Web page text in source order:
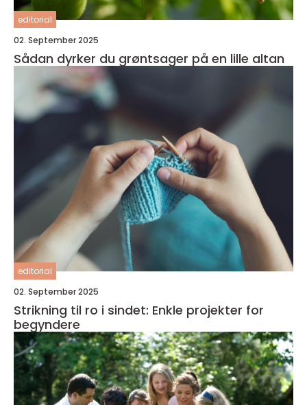
editorial
02. September 2025
Sådan dyrker du grøntsager på en lille altan
editorial
02. September 2025
Strikning til ro i sindet: Enkle projekter for
begyndere